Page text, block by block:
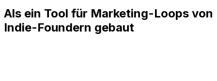
Als ein Tool für Marketing-Loops von
Indie-Foundern gebaut
Build-in-Public-Updates